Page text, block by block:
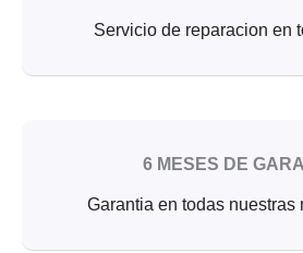
Servicio de reparacion en
6 MESES DE
Garantia en todas nuestras